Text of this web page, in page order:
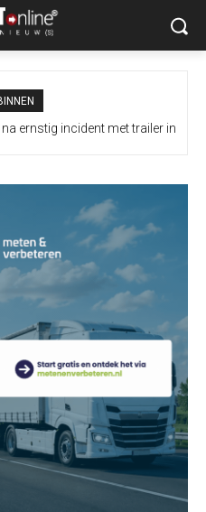
ernstig incident met trailer in